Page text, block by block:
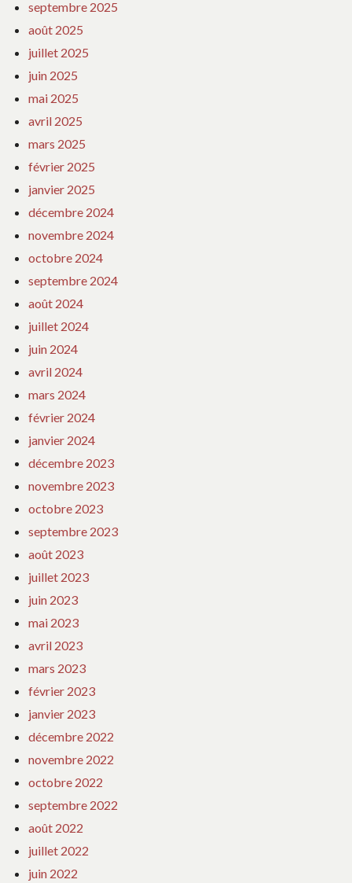
septembre 2025
août 2025
juillet 2025
juin 2025
mai 2025
avril 2025
mars 2025
février 2025
janvier 2025
décembre 2024
novembre 2024
octobre 2024
septembre 2024
août 2024
juillet 2024
juin 2024
avril 2024
mars 2024
février 2024
janvier 2024
décembre 2023
novembre 2023
octobre 2023
septembre 2023
août 2023
juillet 2023
juin 2023
mai 2023
avril 2023
mars 2023
février 2023
janvier 2023
décembre 2022
novembre 2022
octobre 2022
septembre 2022
août 2022
juillet 2022
juin 2022